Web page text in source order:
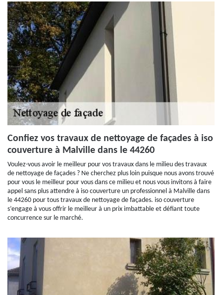
Confiez vos travaux de nettoyage de façades à iso
couverture à Malville dans le 44260
Voulez-vous avoir le meilleur pour vos travaux dans le milieu des travaux
de nettoyage de façades ? Ne cherchez plus loin puisque nous avons trouvé
pour vous le meilleur pour vous dans ce milieu et nous vous invitons à faire
appel sans plus attendre à iso couverture un professionnel à Malville dans
le 44260 pour tous travaux de nettoyage de façades. iso couverture
s’engage à vous offrir le meilleur à un prix imbattable et défiant toute
concurrence sur le marché.